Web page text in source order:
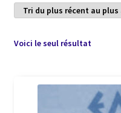
Connection
Livres de Philippe Randa
Voici le seul résultat